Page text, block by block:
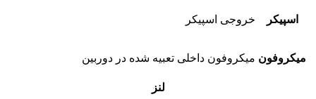
اسپیکر خروجی اسپیکر
میکروفون میکروفون داخلی تعبیه شده در دوربین
لنز